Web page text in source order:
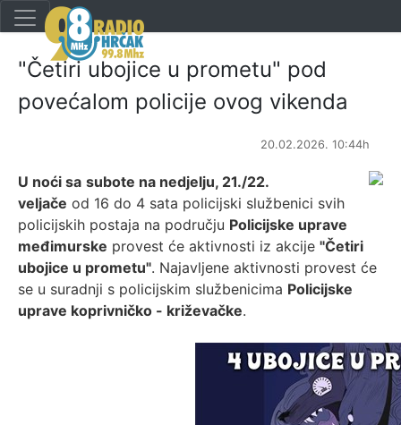
"Četiri ubojice u prometu" pod
povećalom policije ovog vikenda
20.02.2026. 10:44h
U noći sa subote na nedjelju, 21./22.
veljače od 16 do 4 sata policijski službenici svih
policijskih postaja na području Policijske uprave
međimurske provest će aktivnosti iz akcije "Četiri
ubojice u prometu". Najavljene aktivnosti provest će
se u suradnji s policijskim službenicima Policijske
uprave koprivničko - križevačke.